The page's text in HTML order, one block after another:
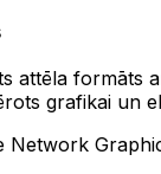
attēla formāts
grafikai un
Network